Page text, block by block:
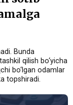
Bunda
qilish bo‘yicha
bo‘lgan odamlar
topshiradi.